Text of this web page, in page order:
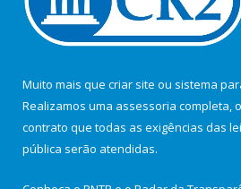
Muito mais que criar site ou sistema
Realizamos uma assessoria completa,
contrato que todas as exigências das
pública serão atendidas.